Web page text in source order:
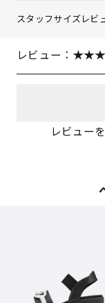
スタッフサイズレビ
レビュー：
レビュー